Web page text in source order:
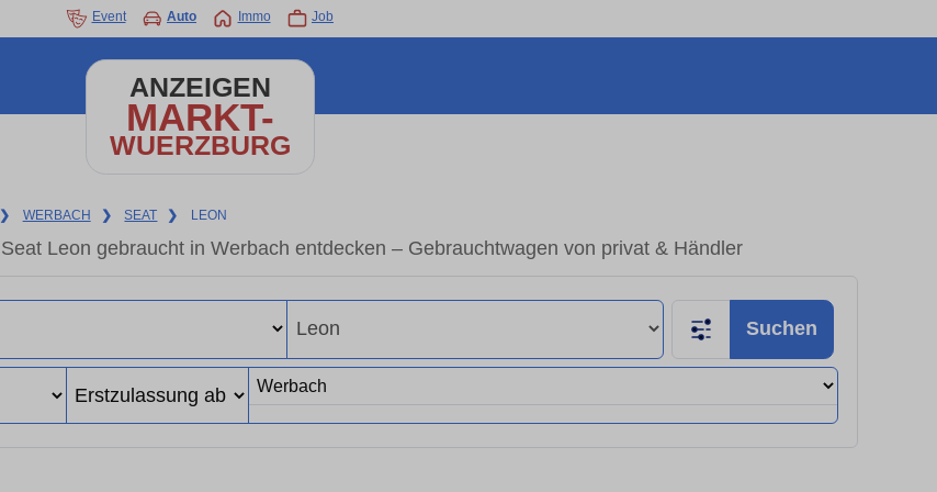
Event Auto Immo Job
ANZEIGEN
MARKT-
WUERZBURG
❯ WERBACH ❯ SEAT ❯ LEON
Seat Leon gebraucht in Werbach entdecken – Gebrauchtwagen von privat & Händler
Suchen